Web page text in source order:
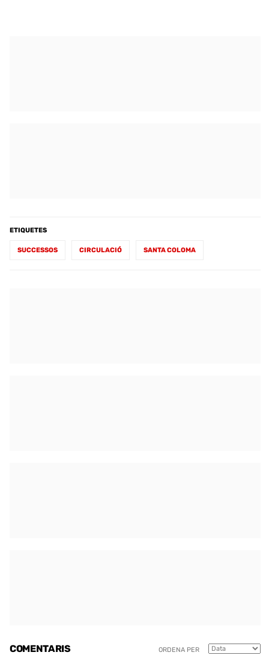
ETIQUETES
SUCCESSOS CIRCULACIÓ SANTA COLOMA
COMENTARIS ORDENA PER